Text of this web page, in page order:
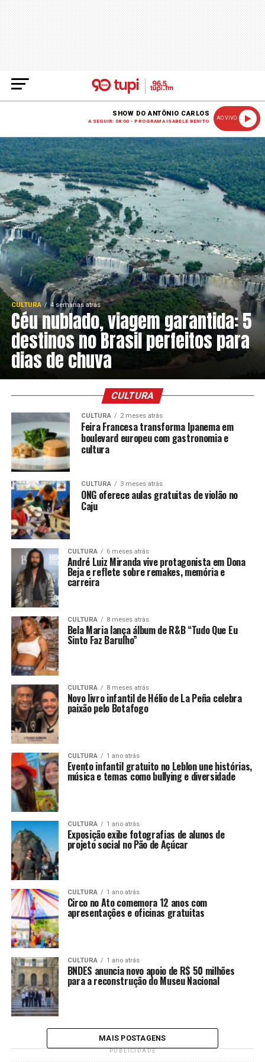
SHOW DO ANTÔNIO CARLOS
A SEGUIR: 08:00 - PROGRAMA ISABELE BENITO
AO VIVO
CULTURA 4 semanas atrás
Céu nublado, viagem garantida: 5
destinos no Brasil perfeitos para
dias de chuva
CULTURA
CULTURA 2 meses atrás
Feira Francesa transforma Ipanema em
boulevard europeu com gastronomia e
cultura
CULTURA 3 meses atrás
ONG oferece aulas gratuitas de violão no
Caju
CULTURA 6 meses atrás
André Luiz Miranda vive protagonista em Dona
Beja e reflete sobre remakes, memória e
carreira
CULTURA 8 meses atrás
Bela Maria lança álbum de R&B “Tudo Que Eu
Sinto Faz Barulho”
CULTURA 8 meses atrás
Novo livro infantil de Hélio de La Peña celebra
paixão pelo Botafogo
CULTURA 1 ano atrás
Evento infantil gratuito no Leblon une histórias,
música e temas como bullying e diversidade
CULTURA 1 ano atrás
Exposição exibe fotografias de alunos de
projeto social no Pão de Açúcar
CULTURA 1 ano atrás
Circo no Ato comemora 12 anos com
apresentações e oficinas gratuitas
CULTURA 1 ano atrás
BNDES anuncia novo apoio de R$ 50 milhões
para a reconstrução do Museu Nacional
MAIS POSTAGENS
PUBLICIDADE